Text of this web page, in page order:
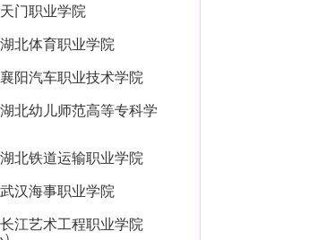
天门职业学院
湖北体育职业学院
襄阳汽车职业技术学院
湖北幼儿师范高等专科学
湖北铁道运输职业学院
武汉海事职业学院
长江艺术工程职业学院